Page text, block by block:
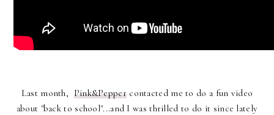
Last month, Pink&Peppercontacted me to do a fun video
about "back to school"...and I was thrilled to do it since lately